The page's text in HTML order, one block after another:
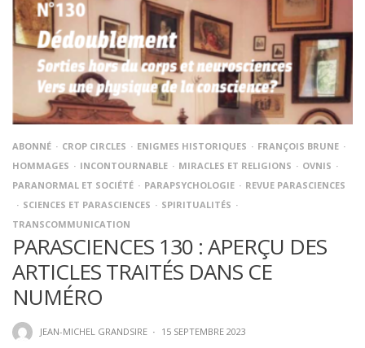
ABONNÉ CROP CIRCLES ENIGMES HISTORIQUES
FRANÇOIS BRUNE
HOMMAGES
INCONTOURNABLE MIRACLES ET RELIGIONS
OVNIS
PARANORMAL ET SOCIÉTÉ
PARAPSYCHOLOGIE
REVUE PARASCIENCES
SCIENCES ET PARASCIENCES
SPIRITUALITÉS
TRANSCOMMUNICATION
PARASCIENCES 130 : APERÇU DES
ARTICLES TRAITÉS DANS CE
NUMÉRO
JEAN-MICHEL GRANDSIRE · 15 SEPTEMBRE 2023